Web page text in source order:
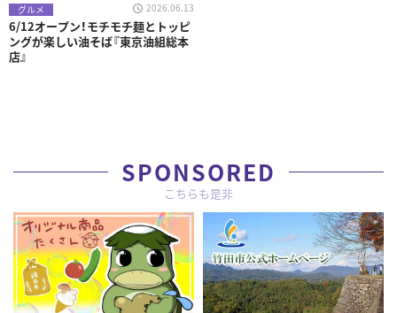
グルメ
2026.06.13
6/12オープン！モチモチ麺とトッピ
ングが楽しい油そば『東京油組総本
店』
SPONSORED
こちらも是非